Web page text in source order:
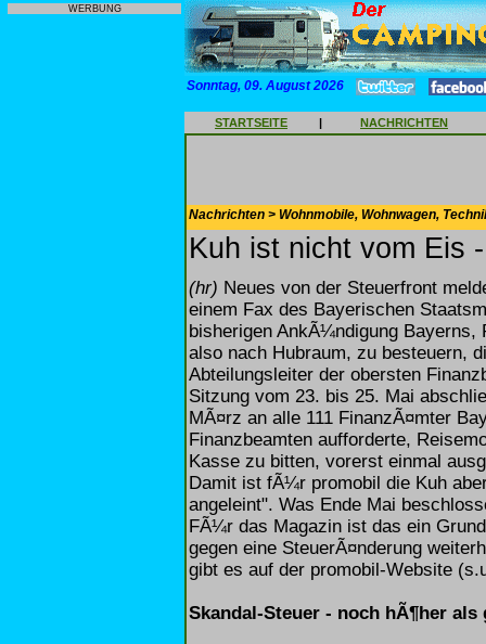
WERBUNG
Sonntag, 09. August 2026
STARTSEITE | NACHRICHTEN
Nachrichten > Wohnmobile, Wohnwagen,
Kuh ist nicht vom Eis
(hr) Neues von der Steuerfront
einem Fax des Bayerischen
bisherigen AnkÃ¼ndigung Bayerns,
also nach Hubraum, zu besteuern,
Abteilungsleiter der obersten
Sitzung vom 23. bis 25. Mai
MÃ¤rz an alle 111 FinanzÃ¤mter
Finanzbeamten aufforderte,
Kasse zu bitten, vorerst einmal
Damit ist fÃ¼r promobil die Kuh
angeleint". Was Ende Mai
FÃ¼r das Magazin ist das ein
gegen eine SteuerÃ¤nderung
gibt es auf der promobil-Website
Skandal-Steuer - noch hÃ¶her als